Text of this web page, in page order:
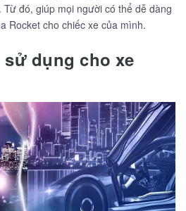
đó, giúp mọi người có thể dễ dàng
Rocket cho chiếc xe của mình.
dụng cho xe